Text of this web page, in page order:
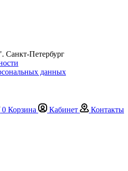
Петербург
данных
0 Корзина Кабинет Контакты